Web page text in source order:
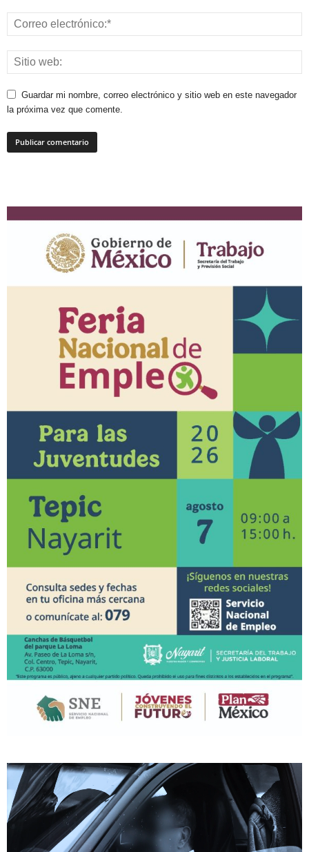
Guardar mi nombre, correo electrónico y sitio web en este navegador
la próxima vez que comente.